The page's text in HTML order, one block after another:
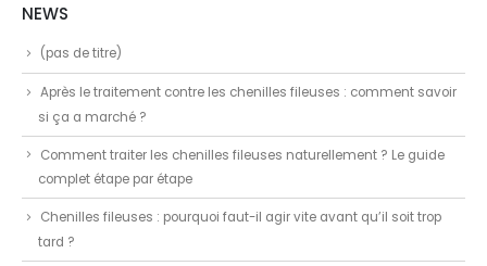
NEWS
(pas de titre)
Après le traitement contre les chenilles fileuses : comment savoir
si ça a marché ?
Comment traiter les chenilles fileuses naturellement ? Le guide
complet étape par étape
Chenilles fileuses : pourquoi faut-il agir vite avant qu’il soit trop
tard ?